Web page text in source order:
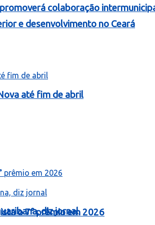
e desenvolvimento no Ceará
o 7° prêmio em 2026
colaboração
até fim de abril
diz jornal